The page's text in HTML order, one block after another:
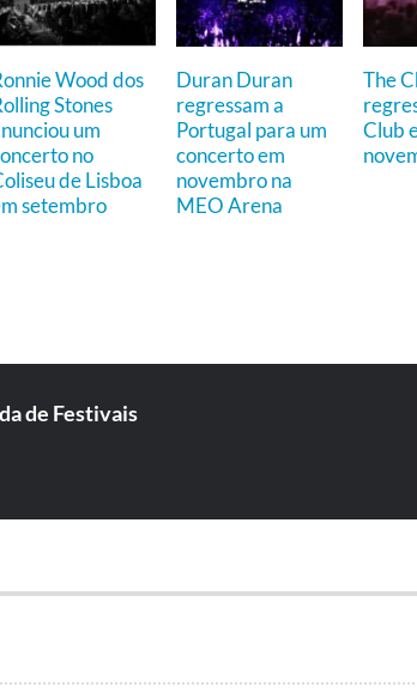
Wood dos
Stones
um
no
de Lisboa
setembro
Duran Duran
regressam a
Portugal para um
concerto em
novembro na
MEO Arena
The
Club
de Festivais